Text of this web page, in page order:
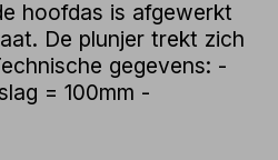
hoofdas is afgewerkt
De plunjer trekt zich
gegevens: -
= 100mm -